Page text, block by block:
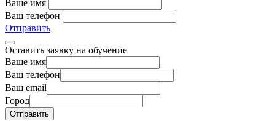
Ваше имя
Ваш телефон
Отправить
Оставить заявку на обучение
Ваше имя
Ваш телефон
Ваш email
Город